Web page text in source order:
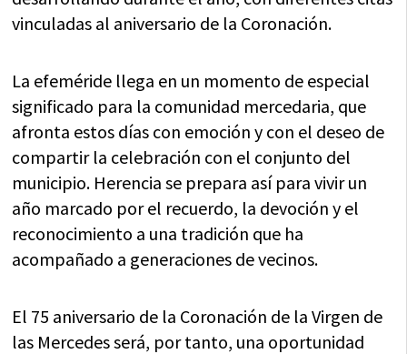
vinculadas al aniversario de la Coronación.
La efeméride llega en un momento de especial
significado para la comunidad mercedaria, que
afronta estos días con emoción y con el deseo de
compartir la celebración con el conjunto del
municipio. Herencia se prepara así para vivir un
año marcado por el recuerdo, la devoción y el
reconocimiento a una tradición que ha
acompañado a generaciones de vecinos.
El 75 aniversario de la Coronación de la Virgen de
las Mercedes será, por tanto, una oportunidad